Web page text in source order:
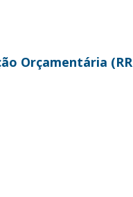
Orçamentária